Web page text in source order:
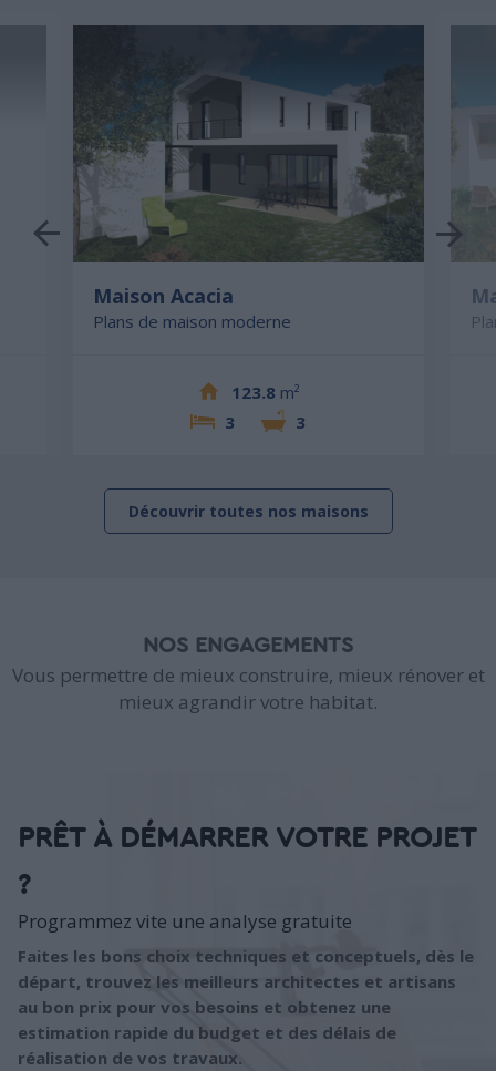
Maison Acacia
Plans de maison moderne
123.8 m²
3
3
Découvrir toutes nos maisons
NOS ENGAGEMENTS
Vous permettre de mieux construire, mieux rénover et
mieux agrandir votre habitat.
PRÊT À DÉMARRER VOTRE PROJET
?
Programmez vite une analyse gratuite
Faites les bons choix techniques et conceptuels, dès le
départ, trouvez les meilleurs architectes et artisans
au bon prix pour vos besoins et obtenez une
estimation rapide du budget et des délais de
réalisation de vos travaux.